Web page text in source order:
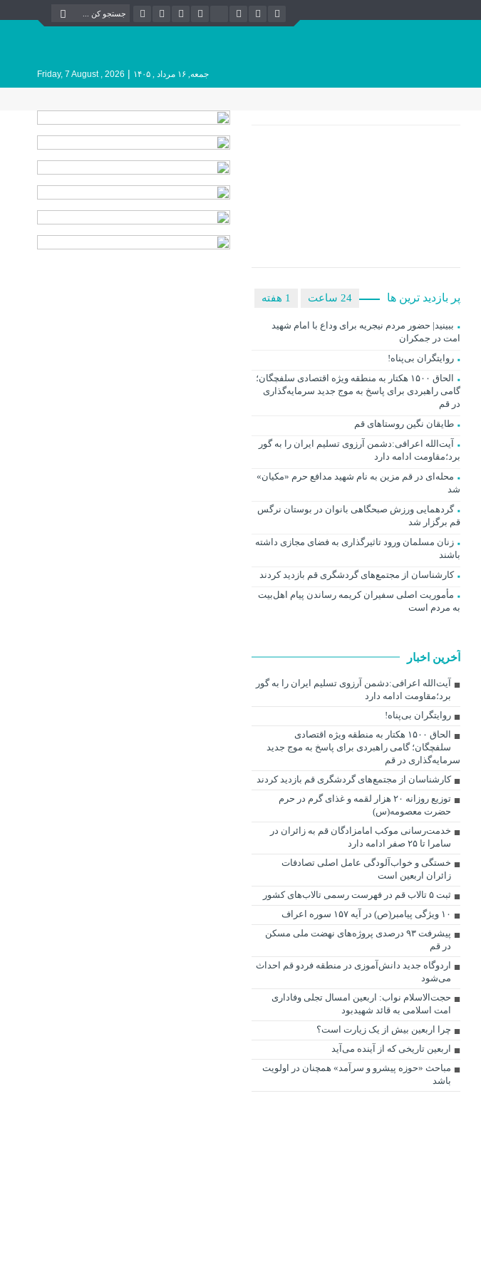
جمعه, ۱۶ مرداد , ۱۴۰۵ |
Friday, 7 August , 2026
پر بازدید ترین ها 1 هفته 24 ساعت
ببینید| حضور مردم نیجریه برای وداع با امام شهید
امت در جمکران
روایتگران بی‌پناه!
الحاق ۱۵۰۰ هکتار به منطقه ویژه اقتصادی سلفچگان؛
گامی راهبردی برای پاسخ به موج جدید سرمایه‌گذاری
در قم
طایقان نگین روستاهای قم
آیت‌الله اعرافی:دشمن آرزوی تسلیم ایران را به گور
برد؛مقاومت ادامه دارد
محله‌ای در قم مزین به نام شهید مدافع حرم «مکیان»
شد
گردهمایی ورزش صبحگاهی بانوان در بوستان نرگس
قم برگزار شد
زنان مسلمان ورود تاثیرگذاری به فضای مجازی داشته
باشند
کارشناسان از مجتمع‌های گردشگری قم بازدید کردند
مأموریت اصلی سفیران کریمه رساندن پیام اهل‌بیت
به مردم است
آخرین اخبار
آیت‌الله اعرافی:دشمن آرزوی تسلیم ایران را به گور
برد؛مقاومت ادامه دارد
روایتگران بی‌پناه!
الحاق ۱۵۰۰ هکتار به منطقه ویژه اقتصادی
سلفچگان؛ گامی راهبردی برای پاسخ به موج جدید
سرمایه‌گذاری در قم
کارشناسان از مجتمع‌های گردشگری قم بازدید کردند
توزیع روزانه ۲۰ هزار لقمه و غذای گرم در حرم
حضرت معصومه(س)
خدمت‌رسانی موکب امامزادگان قم به زائران در
سامرا تا ۲۵ صفر ادامه دارد
خستگی و خواب‌آلودگی عامل اصلی تصادفات
زائران اربعین است
ثبت ۵ تالاب قم در فهرست رسمی تالاب‌های کشور
۱۰ ویژگی پیامبر(ص) در آیه ۱۵۷ سوره اعراف
پیشرفت ۹۳ درصدی پروژه‌های نهضت ملی مسکن
در قم
اردوگاه جدید دانش‌آموزی در منطقه فردو قم احداث
می‌شود
حجت‌الاسلام نواب: اربعین امسال تجلی وفاداری
امت اسلامی به قائد شهیدبود
چرا اربعین بیش از یک زیارت است؟
اربعین تاریخی که از آینده می‌آید
مباحث «حوزه پیشرو و سرآمد» همچنان در اولویت
باشد